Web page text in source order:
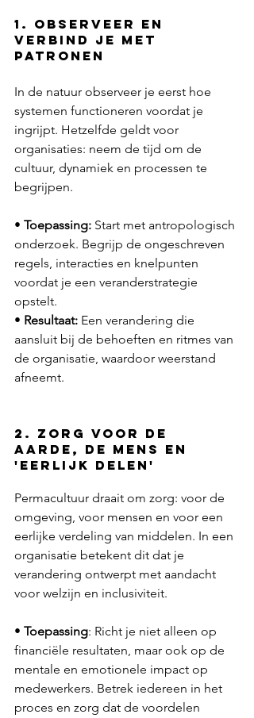
1. Observeer en
verbind je met
patronen
In de natuur observeer je eerst hoe
systemen functioneren voordat je
ingrijpt. Hetzelfde geldt voor
organisaties: neem de tijd om de
cultuur, dynamiek en processen te
begrijpen.
• Toepassing: Start met antropologisch
onderzoek. Begrijp de ongeschreven
regels, interacties en knelpunten
voordat je een veranderstrategie
opstelt.
• Resultaat: Een verandering die
aansluit bij de behoeften en ritmes van
de organisatie, waardoor weerstand
afneemt.
2. Zorg voor de
aarde, de mens en
'eerlijk delen'
Permacultuur draait om zorg: voor de
omgeving, voor mensen en voor een
eerlijke verdeling van middelen. In een
organisatie betekent dit dat je
verandering ontwerpt met aandacht
voor welzijn en inclusiviteit.
• Toepassing: Richt je niet alleen op
financiële resultaten, maar ook op de
mentale en emotionele impact op
medewerkers. Betrek iedereen in het
proces en zorg dat de voordelen